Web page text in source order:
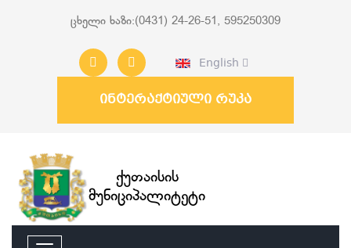
ცხელი ხაზი:(0431) 24-26-51, 595250309
English
ინტერაქტიული რუკა
ქუთაისის
მუნიციპალიტეტი